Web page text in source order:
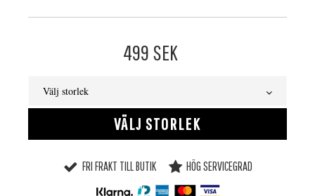
499 SEK
Välj storlek
VÄLJ STORLEK
FRI FRAKT TILL BUTIK HÖG SERVICEGRAD